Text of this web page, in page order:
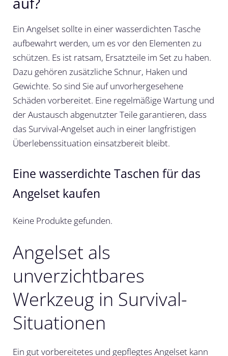
Ein Angelset sollte in einer wasserdichten Tasche
aufbewahrt werden, um es vor den Elementen zu
schützen. Es ist ratsam, Ersatzteile im Set zu haben.
Dazu gehören zusätzliche Schnur, Haken und
Gewichte. So sind Sie auf unvorhergesehene
Schäden vorbereitet. Eine regelmäßige Wartung und
der Austausch abgenutzter Teile garantieren, dass
das Survival-Angelset auch in einer langfristigen
Überlebenssituation einsatzbereit bleibt.
Eine wasserdichte Taschen für das
Angelset kaufen
Keine Produkte gefunden.
Angelset als
unverzichtbares
Werkzeug in Survival-
Situationen
Ein gut vorbereitetes und gepflegtes Angelset kann